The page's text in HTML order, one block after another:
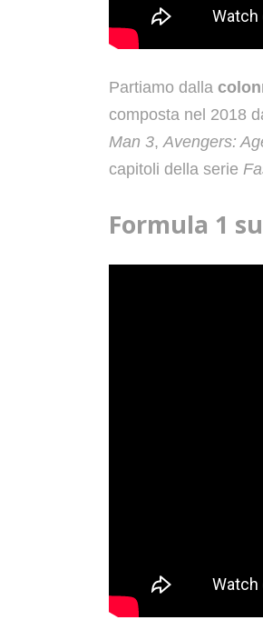
Partiamo dalla
composta nel 2018
Man 3,Avengers:
capitoli della serie
Formula 1